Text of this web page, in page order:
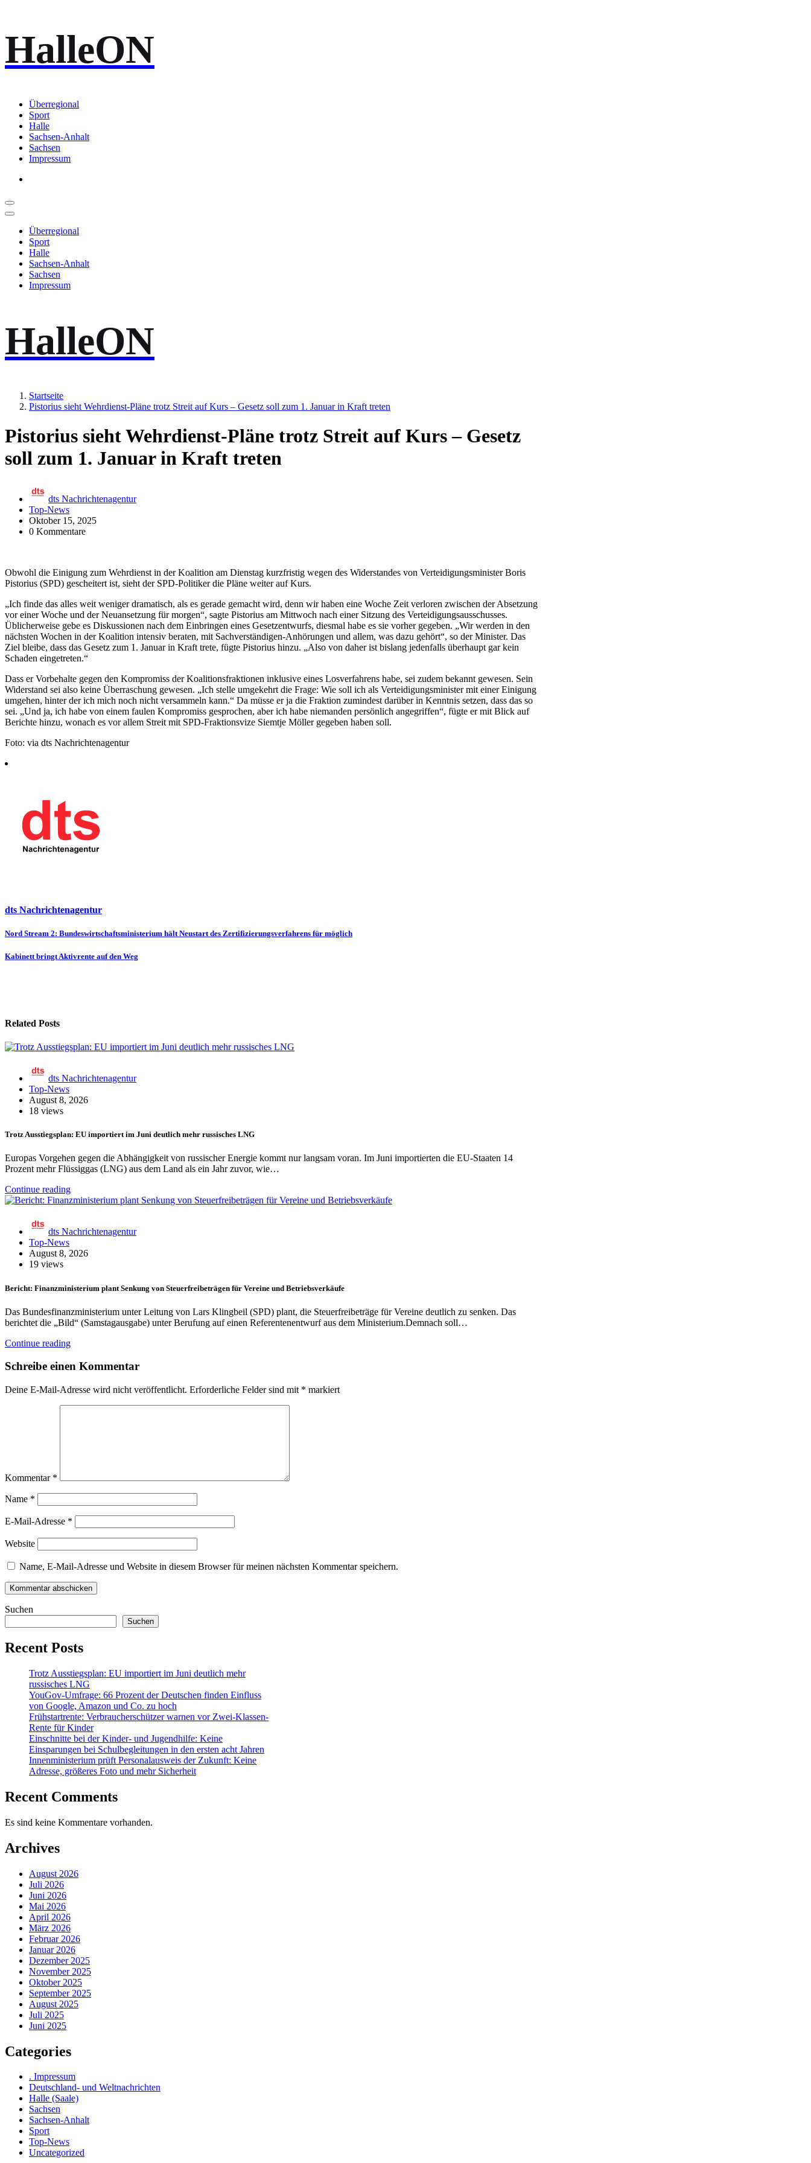
Inhalt
springen
HalleON
Überregional
Sport
Halle
Sachsen-Anhalt
Sachsen
Impressum
Überregional
Sport
Halle
Sachsen-Anhalt
Sachsen
Impressum
HalleON
Startseite
Pistorius sieht Wehrdienst-Pläne trotz Streit auf Kurs – Gesetz soll zum 1. Januar in Kraft treten
Pistorius sieht Wehrdienst-Pläne trotz Streit auf Kurs – Gesetz
soll zum 1. Januar in Kraft treten
dts Nachrichtenagentur
Top-News
Oktober 15, 2025
0 Kommentare
Obwohl die Einigung zum Wehrdienst in der Koalition am Dienstag kurzfristig wegen des Widerstandes von Verteidigungsminister Boris
Pistorius (SPD) gescheitert ist, sieht der SPD-Politiker die Pläne weiter auf Kurs.
„Ich finde das alles weit weniger dramatisch, als es gerade gemacht wird, denn wir haben eine Woche Zeit verloren zwischen der Absetzung
vor einer Woche und der Neuansetzung für morgen“, sagte Pistorius am Mittwoch nach einer Sitzung des Verteidigungsausschusses.
Üblicherweise gebe es Diskussionen nach dem Einbringen eines Gesetzentwurfs, diesmal habe es sie vorher gegeben. „Wir werden in den
nächsten Wochen in der Koalition intensiv beraten, mit Sachverständigen-Anhörungen und allem, was dazu gehört“, so der Minister. Das
Ziel bleibe, dass das Gesetz zum 1. Januar in Kraft trete, fügte Pistorius hinzu. „Also von daher ist bislang jedenfalls überhaupt gar kein
Schaden eingetreten.“
Dass er Vorbehalte gegen den Kompromiss der Koalitionsfraktionen inklusive eines Losverfahrens habe, sei zudem bekannt gewesen. Sein
Widerstand sei also keine Überraschung gewesen. „Ich stelle umgekehrt die Frage: Wie soll ich als Verteidigungsminister mit einer Einigung
umgehen, hinter der ich mich noch nicht versammeln kann.“ Da müsse er ja die Fraktion zumindest darüber in Kenntnis setzen, dass das so
sei. „Und ja, ich habe von einem faulen Kompromiss gesprochen, aber ich habe niemanden persönlich angegriffen“, fügte er mit Blick auf
Berichte hinzu, wonach es vor allem Streit mit SPD-Fraktionsvize Siemtje Möller gegeben haben soll.
Foto: via dts Nachrichtenagentur
dts Nachrichtenagentur
Beitragsnavigation
Nord Stream 2: Bundeswirtschaftsministerium hält Neustart des Zertifizierungsverfahrens für möglich
Kabinett bringt Aktivrente auf den Weg
Related Posts
dts Nachrichtenagentur
Top-News
August 8, 2026
18 views
Trotz Ausstiegsplan: EU importiert im Juni deutlich mehr russisches LNG
Europas Vorgehen gegen die Abhängigkeit von russischer Energie kommt nur langsam voran. Im Juni importierten die EU-Staaten 14
Prozent mehr Flüssiggas (LNG) aus dem Land als ein Jahr zuvor, wie…
Continue reading
dts Nachrichtenagentur
Top-News
August 8, 2026
19 views
Bericht: Finanzministerium plant Senkung von Steuerfreibeträgen für Vereine und Betriebsverkäufe
Das Bundesfinanzministerium unter Leitung von Lars Klingbeil (SPD) plant, die Steuerfreibeträge für Vereine deutlich zu senken. Das
berichtet die „Bild“ (Samstagausgabe) unter Berufung auf einen Referentenentwurf aus dem Ministerium.Demnach soll…
Continue reading
Schreibe einen Kommentar
Deine E-Mail-Adresse wird nicht veröffentlicht. Erforderliche Felder sind mit * markiert
Kommentar *
Name *
E-Mail-Adresse *
Website
Name, E-Mail-Adresse und Website in diesem Browser für meinen nächsten Kommentar speichern.
Suchen
Suchen
Recent Posts
Trotz Ausstiegsplan: EU importiert im Juni deutlich mehr
russisches LNG
YouGov-Umfrage: 66 Prozent der Deutschen finden Einfluss
von Google, Amazon und Co. zu hoch
Frühstartrente: Verbraucherschützer warnen vor Zwei-Klassen-
Rente für Kinder
Einschnitte bei der Kinder- und Jugendhilfe: Keine
Einsparungen bei Schulbegleitungen in den ersten acht Jahren
Innenministerium prüft Personalausweis der Zukunft: Keine
Adresse, größeres Foto und mehr Sicherheit
Recent Comments
Es sind keine Kommentare vorhanden.
Archives
August 2026
Juli 2026
Juni 2026
Mai 2026
April 2026
März 2026
Februar 2026
Januar 2026
Dezember 2025
November 2025
Oktober 2025
September 2025
August 2025
Juli 2025
Juni 2025
Categories
. Impressum
Deutschland- und Weltnachrichten
Halle (Saale)
Sachsen
Sachsen-Anhalt
Sport
Top-News
Uncategorized